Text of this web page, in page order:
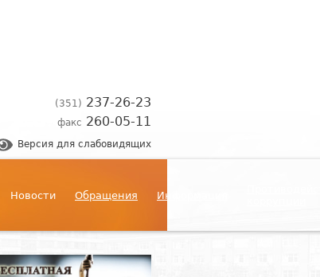
(351) 237-26-23
факс 260-05-11
Версия для слабовидящих
Новости Обращения Информация